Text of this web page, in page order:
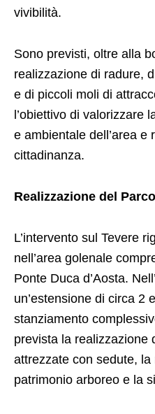
vivibilità.
Sono previsti, oltre alla
realizzazione di radure,
e di piccoli moli di
l’obiettivo di valorizzare
e ambientale dell’area e
cittadinanza.
Realizzazione del
L’intervento sul Tevere
nell’area golenale
Ponte Duca d’Aosta.
un’estensione di circa 2
stanziamento
prevista la realizzazione
attrezzate con sedute, la
patrimonio arboreo e la